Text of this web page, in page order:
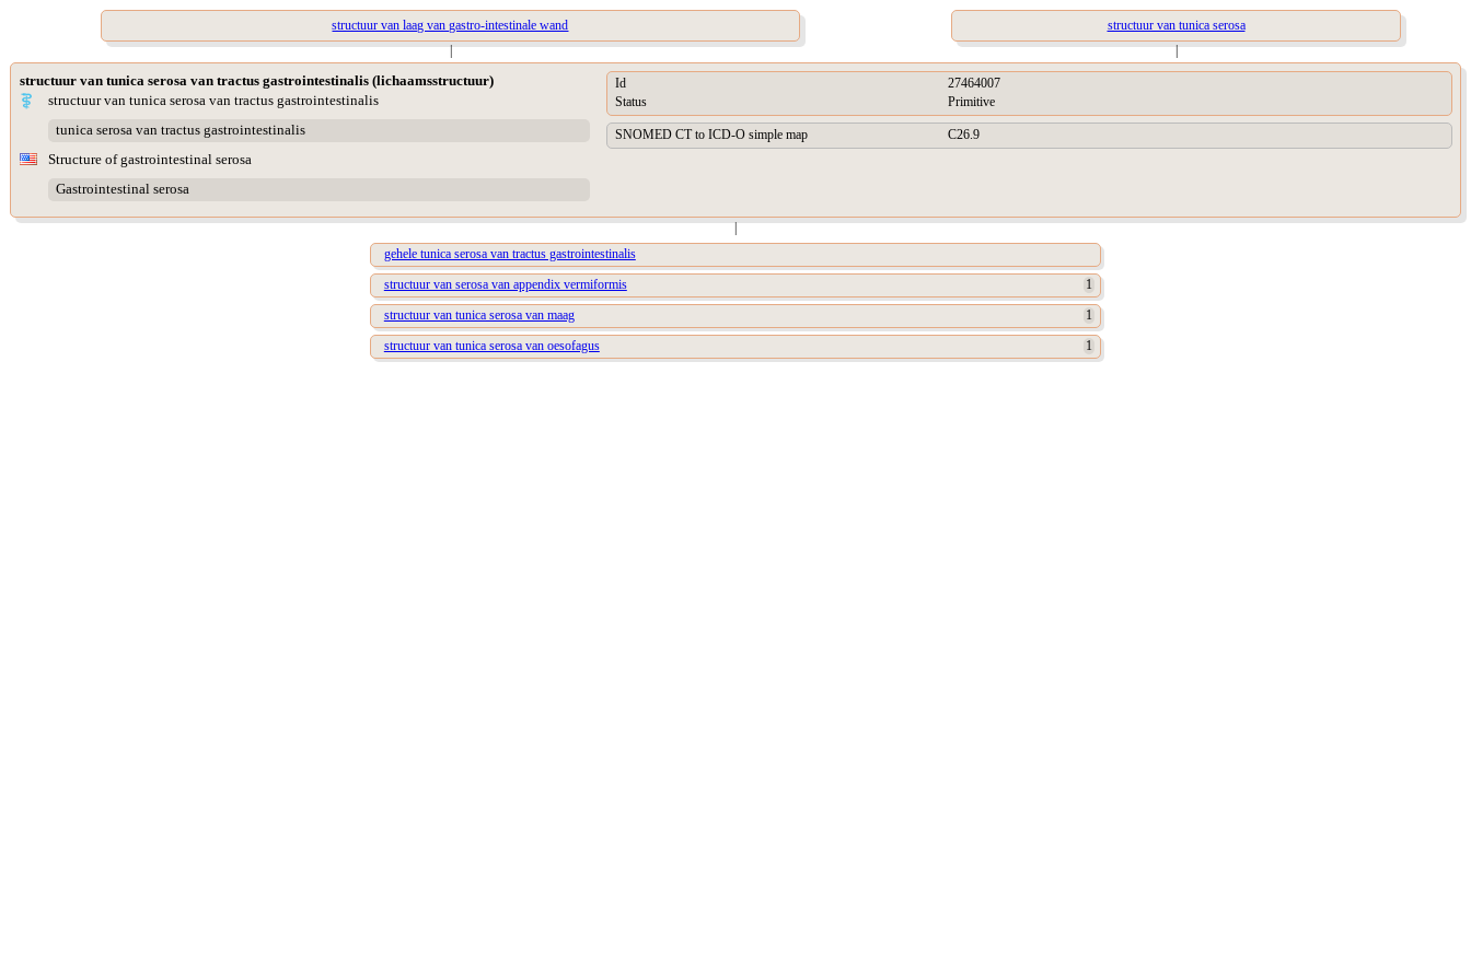
structuur van laag van gastro-intestinale wand
structuur van tunica serosa
|
|
structuur van tunica serosa van tractus gastrointestinalis (lichaamsstructuur)
structuur van tunica serosa van tractus gastrointestinalis
tunica serosa van tractus gastrointestinalis
Structure of gastrointestinal serosa
Gastrointestinal serosa
Id
27464007
Status
Primitive
SNOMED CT to ICD-O simple map C26.9
|
gehele tunica serosa van tractus gastrointestinalis
structuur van serosa van appendix vermiformis
1
structuur van tunica serosa van maag
1
structuur van tunica serosa van oesofagus
1